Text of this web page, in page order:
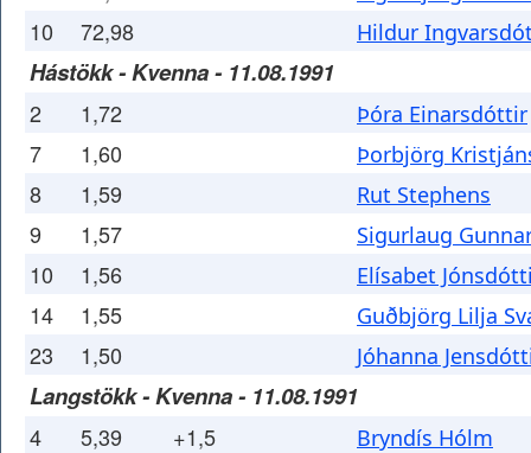
10 72,98 Hildur
Hástökk - Kvenna - 11.08.1991
2 1,72 Þóra Einarsdóttir
7 1,60 Þorbjörg
8 1,59 Rut Stephens
9 1,57 Sigurlaug
10 1,56 Elísabet
14 1,55 Guðbjörg Lilja
23 1,50 Jóhanna
Langstökk - Kvenna - 11.08.1991
4 5,39 +1,5 Bryndís Hólm